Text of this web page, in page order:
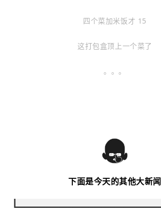
四个菜加米饭才 15
这打包盒顶上一个菜了
。 。 。
下面是今天的其他大新闻